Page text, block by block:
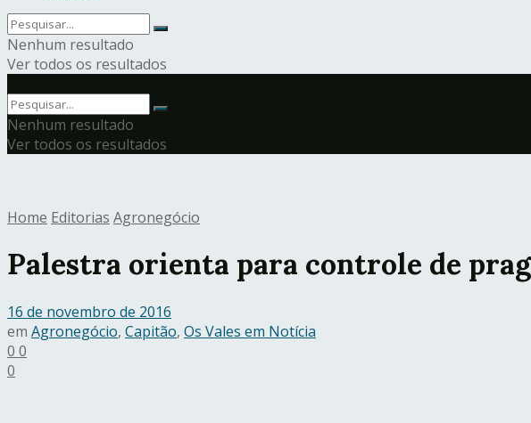
Nenhum resultado
Ver todos os resultados
Nenhum resultado
Ver todos os resultados
Home Editorias Agronegócio
Palestra orienta para controle de
16 de novembro de 2016
em Agronegócio, Capitão, Os Vales em Notícia
0 0
0